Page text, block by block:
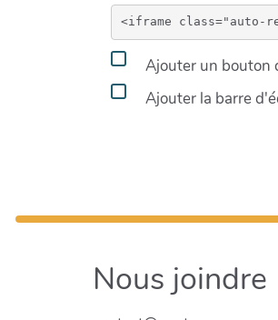
Ajouter un bouton
Ajouter la barre
Nous joindre